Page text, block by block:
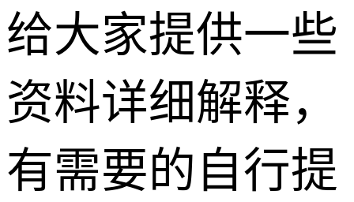
给大家提供一些
资料详细解释，
有需要的自行提